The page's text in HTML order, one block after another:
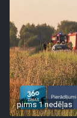
pirms 1 nedēļas